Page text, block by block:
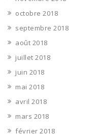
octobre 2018
septembre 2018
août 2018
juillet 2018
juin 2018
mai 2018
avril 2018
mars 2018
février 2018